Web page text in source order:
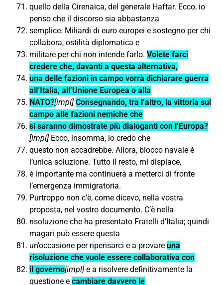
quello della Cirenaica, del generale Haftar. Ecco, io
penso che il discorso sia abbastanza
semplice. Miliardi di euro europei e sostegno per chi
collabora, ostilità diplomatica e
militare per chi non intende farlo. Volete farci
credere che, davanti a questa alternativa,
una delle fazioni in campo vorrà dichiarare guerra
all’Italia, all’Unione Europea o alla
NATO?[impl] Consegnando, tra l’altro, la vittoria sul
campo alle fazioni nemiche che
si saranno dimostrate più dialoganti con l’Europa?
[impl]Ecco, insomma, io credo che
questo non accadrebbe. Allora, blocco navale è
l’unica soluzione. Tutto il resto, mi dispiace,
è importante ma continuerà a metterci di fronte
l’emergenza immigratoria.
Purtroppo non c’è, come dicevo, nella vostra
proposta, nel vostro documento. C’è nella
risoluzione che ha presentato Fratelli d’Italia; quindi
magari può essere questa
un’occasione per ripensarci e a provare una
risoluzione che vuole essere collaborativa con
il governo[impl]e a risolvere definitivamente la
questione e cambiare davvero le